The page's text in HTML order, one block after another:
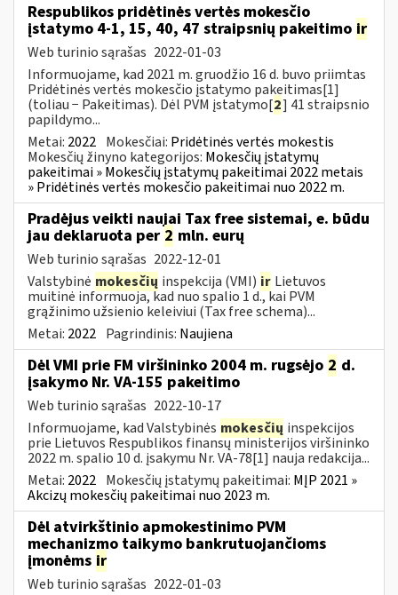
Respublikos pridėtinės vertės mokesčio
įstatymo 4-1, 15, 40, 47 straipsnių pakeitimo ir
Web turinio sąrašas 2022-01-03
Informuojame, kad 2021 m. gruodžio 16 d. buvo priimtas
Pridėtinės vertės mokesčio įstatymo pakeitimas[1]
(toliau − Pakeitimas). Dėl PVM įstatymo[2] 41 straipsnio
papildymo...
Metai: 2022 Mokesčiai: Pridėtinės vertės mokestis
Mokesčių žinyno kategorijos: Mokesčių įstatymų
pakeitimai » Mokesčių įstatymų pakeitimai 2022 metais
» Pridėtinės vertės mokesčio pakeitimai nuo 2022 m.
Pradėjus veikti naujai Tax free sistemai, e. būdu
jau deklaruota per 2 mln. eurų
Web turinio sąrašas 2022-12-01
Valstybinė mokesčių inspekcija (VMI) ir Lietuvos
muitinė informuoja, kad nuo spalio 1 d., kai PVM
grąžinimo užsienio keleiviui (Tax free schema)...
Metai: 2022 Pagrindinis: Naujiena
Dėl VMI prie FM viršininko 2004 m. rugsėjo 2 d.
įsakymo Nr. VA-155 pakeitimo
Web turinio sąrašas 2022-10-17
Informuojame, kad Valstybinės mokesčių inspekcijos
prie Lietuvos Respublikos finansų ministerijos viršininko
2022 m. spalio 10 d. įsakymu Nr. VA-78[1] nauja redakcija...
Metai: 2022 Mokesčių įstatymų pakeitimai: MĮP 2021 »
Akcizų mokesčių pakeitimai nuo 2023 m.
Dėl atvirkštinio apmokestinimo PVM
mechanizmo taikymo bankrutuojančioms
įmonėms ir
Web turinio sąrašas 2022-01-03